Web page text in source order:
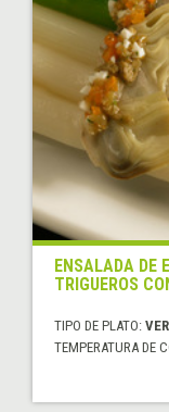
ENSALADA DE
TRIGUEROS
TIPO DE PLATO:
TEMPERATURA DE